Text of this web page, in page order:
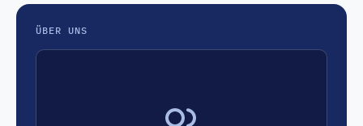
ÜBER UNS